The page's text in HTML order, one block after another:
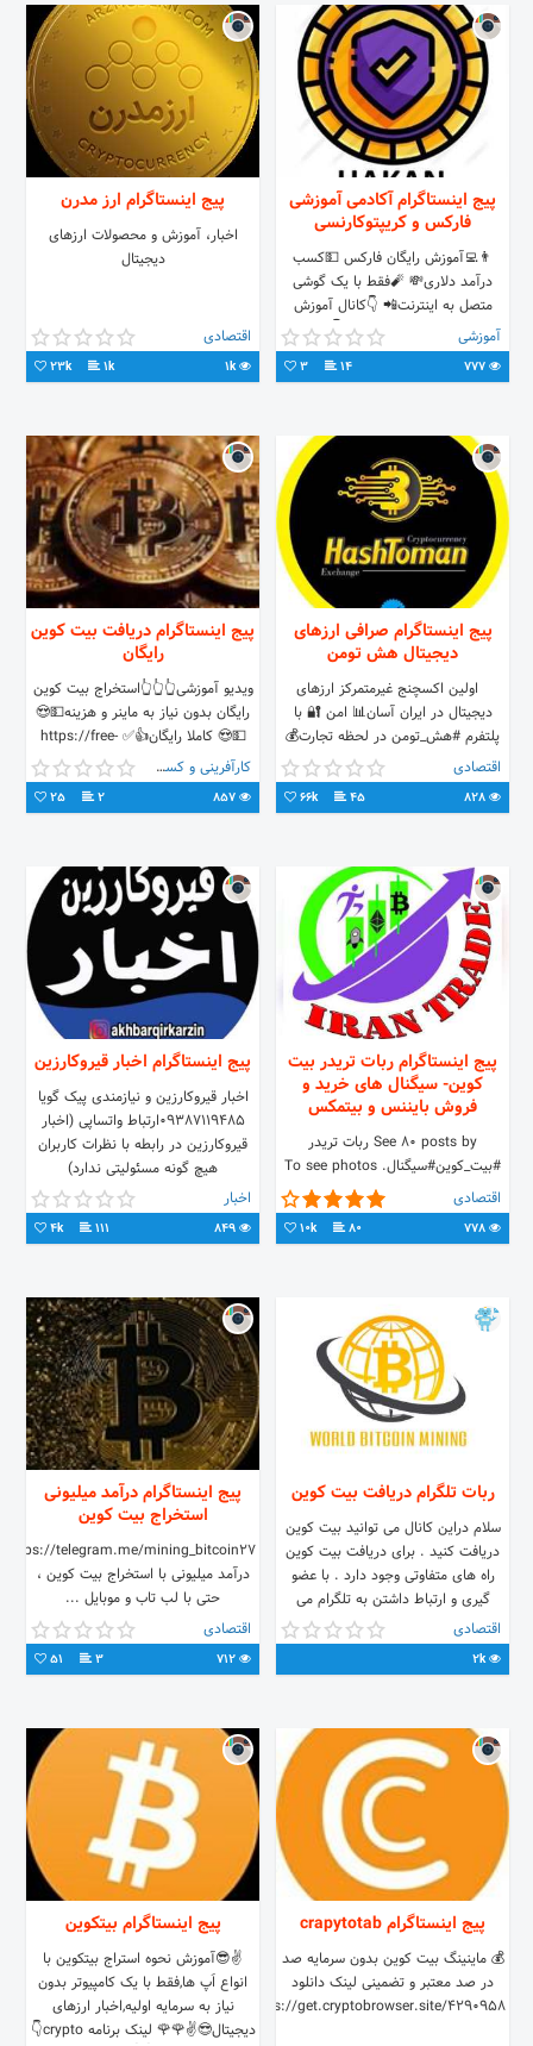
پیج اینستاگرام آکادمی آموزشی
فارکس و کریپتوکارنسی
👨‍💻آموزش رایگان فارکس 💵کسب
درآمد دلاری💸 🧨فقط با یک گوشی
متصل به اینترنت📲 👇کانال آموزش
رایگان ، همراه شوید👇
آموزشی
14
3
پیج اینستاگرام ارز مدرن
اخبار، آموزش و محصولات ارزهای
دیجیتال
اقتصادی
1k
1k
23k
پیج اینستاگرام صرافی ارزهای
دیجیتال هش تومن
⠀اولین اکسچنج غیرمتمرکز ارزهای
دیجیتال در ایران آسان📊 امن 🔐 با
پلتفرم #هش_تومن در لحظه تجارت💰
کنید
اقتصادی
45
66k
پیج اینستاگرام دریافت بیت کوین
رایگان
ویدیو آموزشی👆👆👆استخراج بیت کوین
رایگان بدون نیاز به ماینر و هزینه💵😍
💵😍 کاملا رایگان👍✅ https://free-
btc.biz/?r=166872 بیش از $12 روزانه
درآمد کسب کنید , تست شده👍👍👍
وارد لینک بالا بشوید👆👆👆 روزانه 12 $
بتونید برداشت کنید ⭐️تست شده کاملا
رایگان بیت کوین تهیه کنید
کارآفرینی و کسب و کار
2
25
پیج اینستاگرام ربات تریدر بیت
کوین- سیگنال های خرید و
فروش بایننس و بیتمکس
See 80 posts by ربات تریدر
#بیت_کوین#سیگنال. To see photos
and videos that disappear after
24 hours, sign up.
اقتصادی
80
10k
پیج اینستاگرام اخبار قیروکارزین
اخبار قیروکارزین و نیازمندی پیک گویا
09387119485ارتباط واتساپی (اخبار
قیروکارزین در رابطه با نظرات کاربران
هیچ گونه مسئولیتی ندارد)
اخبار
111
4k
ربات تلگرام دریافت بیت کوین
سلام دراین کانال می توانید بیت کوین
دریافت کنید . برای دریافت بیت کوین
راه های متفاوتی وجود دارد . با عضو
گیری و ارتباط داشتن به تلگرام می
توانید بیت کوین دریافت کنید. به
امیدخدا
اقتصادی
2k
پیج اینستاگرام درآمد میلیونی
استخراج بیت کوین
https://telegram.me/mining_bitcoin27
درآمد میلیونی با استخراج بیت کوین ،
حتی با لب تاب و موبایل ...
09108169110
اقتصادی
3
51
پیج اینستاگرام crapytotab
💰 ماینینگ بیت کوین بدون سرمایه صد
در صد معتبر و تضمینی لینک دانلود
https://get.cryptobrowser.site/4290958
پیج اینستاگرام بیتکوین
✌😎آموزش نحوه استراج بیتکوین با
انواع اَپ ها,فقط با یک کامپیوتر بدون
نیاز به سرمایه اولیه,اخبار ارزهای
دیجیتال😎✌🌹🌹 لینک برنامه crypto👇